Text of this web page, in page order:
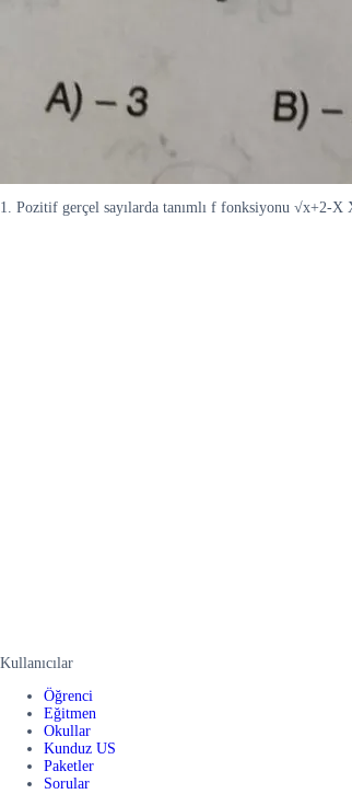
1. Pozitif gerçel sayılarda tanımlı f fonksiyonu
Kullanıcılar
Öğrenci
Eğitmen
Okullar
Kunduz US
Paketler
Sorular